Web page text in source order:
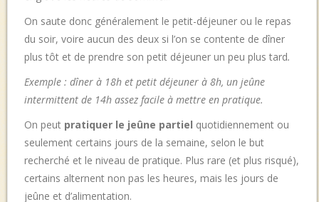
On saute donc généralement le petit-déjeuner ou le repas
du soir, voire aucun des deux si l’on se contente de dîner
plus tôt et de prendre son petit déjeuner un peu plus tard.
Exemple : dîner à 18h et petit déjeuner à 8h, un jeûne
intermittent de 14h assez facile à mettre en pratique.
On peut pratiquer le jeûne partiel quotidiennement ou
seulement certains jours de la semaine, selon le but
recherché et le niveau de pratique. Plus rare (et plus risqué),
certains alternent non pas les heures, mais les jours de
jeûne et d’alimentation.